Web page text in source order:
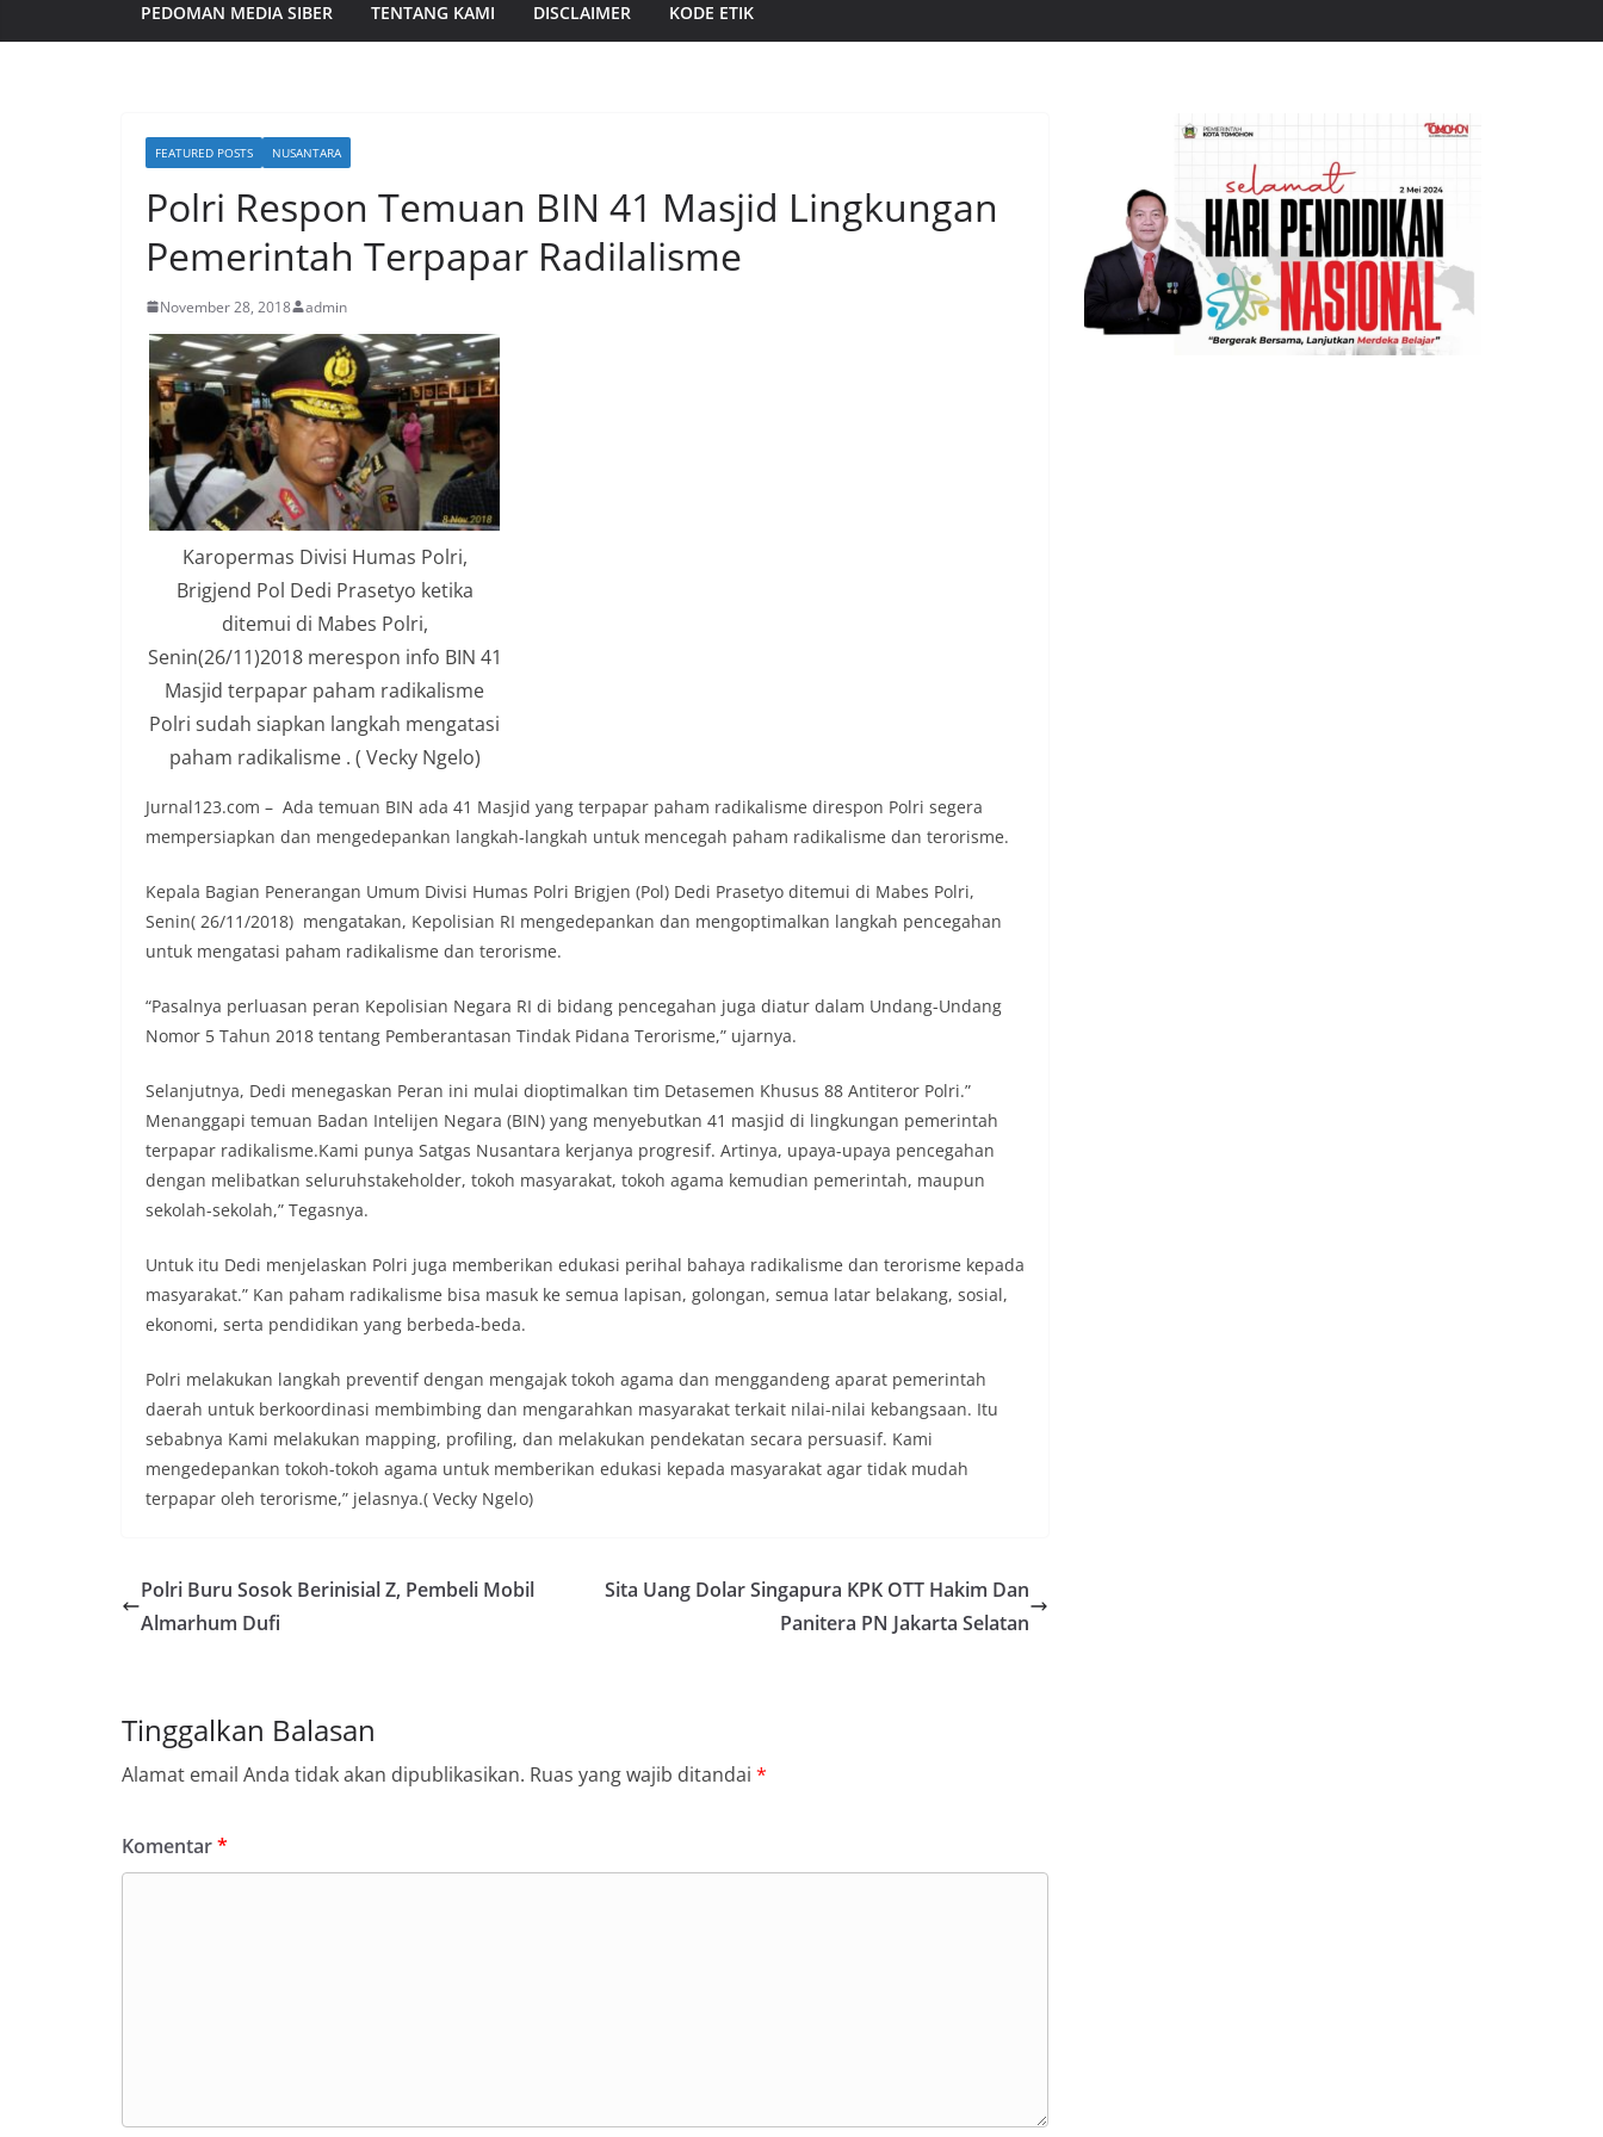
PEDOMAN MEDIA SIBER TENTANG KAMI DISCLAIMER KODE ETIK
FEATURED POSTS NUSANTARA
Polri Respon Temuan BIN 41 Masjid Lingkungan
Pemerintah Terpapar Radilalisme
November 28, 2018 admin
Karopermas Divisi Humas Polri,
Brigjend Pol Dedi Prasetyo ketika
ditemui di Mabes Polri,
Senin(26/11)2018 merespon info BIN 41
Masjid terpapar paham radikalisme
Polri sudah siapkan langkah mengatasi
paham radikalisme . ( Vecky Ngelo)
Jurnal123.com – Ada temuan BIN ada 41 Masjid yang terpapar paham radikalisme direspon Polri segera
mempersiapkan dan mengedepankan langkah-langkah untuk mencegah paham radikalisme dan terorisme.
Kepala Bagian Penerangan Umum Divisi Humas Polri Brigjen (Pol) Dedi Prasetyo ditemui di Mabes Polri,
Senin( 26/11/2018) mengatakan, Kepolisian RI mengedepankan dan mengoptimalkan langkah pencegahan
untuk mengatasi paham radikalisme dan terorisme.
“Pasalnya perluasan peran Kepolisian Negara RI di bidang pencegahan juga diatur dalam Undang-Undang
Nomor 5 Tahun 2018 tentang Pemberantasan Tindak Pidana Terorisme,” ujarnya.
Selanjutnya, Dedi menegaskan Peran ini mulai dioptimalkan tim Detasemen Khusus 88 Antiteror Polri.”
Menanggapi temuan Badan Intelijen Negara (BIN) yang menyebutkan 41 masjid di lingkungan pemerintah
terpapar radikalisme.Kami punya Satgas Nusantara kerjanya progresif. Artinya, upaya-upaya pencegahan
dengan melibatkan seluruhstakeholder, tokoh masyarakat, tokoh agama kemudian pemerintah, maupun
sekolah-sekolah,” Tegasnya.
Untuk itu Dedi menjelaskan Polri juga memberikan edukasi perihal bahaya radikalisme dan terorisme kepada
masyarakat.” Kan paham radikalisme bisa masuk ke semua lapisan, golongan, semua latar belakang, sosial,
ekonomi, serta pendidikan yang berbeda-beda.
Polri melakukan langkah preventif dengan mengajak tokoh agama dan menggandeng aparat pemerintah
daerah untuk berkoordinasi membimbing dan mengarahkan masyarakat terkait nilai-nilai kebangsaan. Itu
sebabnya Kami melakukan mapping, profiling, dan melakukan pendekatan secara persuasif. Kami
mengedepankan tokoh-tokoh agama untuk memberikan edukasi kepada masyarakat agar tidak mudah
terpapar oleh terorisme,” jelasnya.( Vecky Ngelo)
Polri Buru Sosok Berinisial Z, Pembeli Mobil
Almarhum Dufi
Sita Uang Dolar Singapura KPK OTT Hakim Dan
Panitera PN Jakarta Selatan
Tinggalkan Balasan
Alamat email Anda tidak akan dipublikasikan. Ruas yang wajib ditandai *
Komentar*